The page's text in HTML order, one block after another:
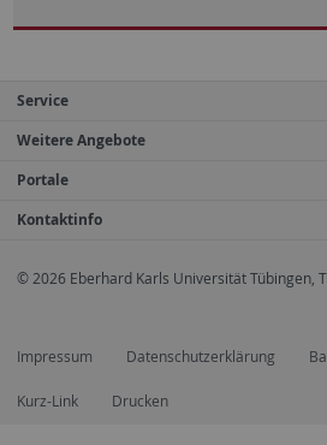
Service
Weitere Angebote
Portale
Kontaktinfo
© 2026 Eberhard Karls Universität Tübingen,
Impressum Datenschutzerklärung
Kurz-Link Drucken